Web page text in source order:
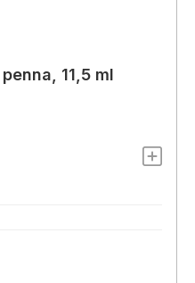
11,5 ml